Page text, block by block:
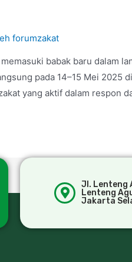
forumzakat
babak baru dalam
pada 14–15 Mei 2025
yang aktif dalam respon
Jl. Lenteng
Lenteng
Jakarta